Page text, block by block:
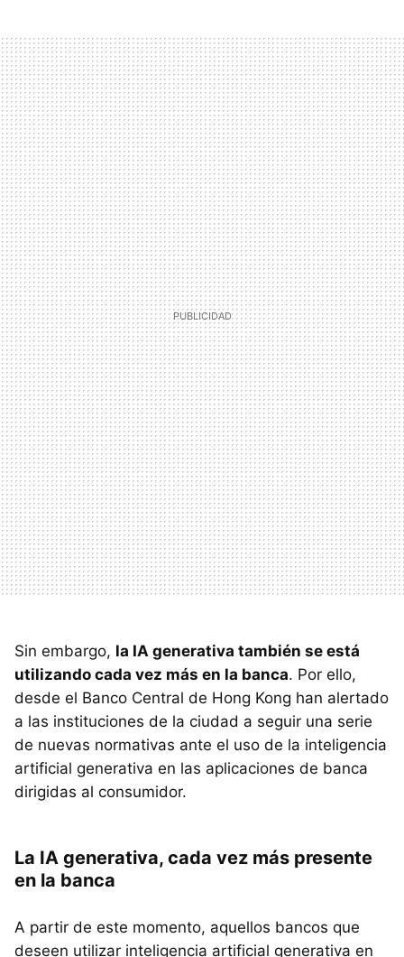
Sin embargo, la IA generativa también se está
utilizando cada vez más en la banca. Por ello,
desde el Banco Central de Hong Kong han alertado
a las instituciones de la ciudad a seguir una serie
de nuevas normativas ante el uso de la inteligencia
artificial generativa en las aplicaciones de banca
dirigidas al consumidor.
La IA generativa, cada vez más presente
en la banca
A partir de este momento, aquellos bancos que
deseen utilizar inteligencia artificial generativa en